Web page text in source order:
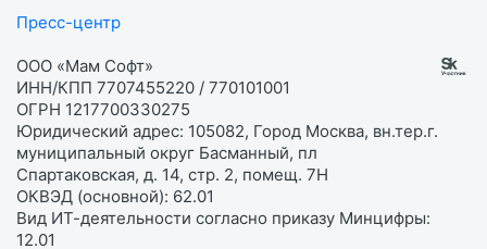
Пресс-центр
ООО «Мам Софт»
ИНН/КПП 7707455220 / 770101001
ОГРН 1217700330275
Юридический адрес: 105082, Город Москва, вн.тер.г.
муниципальный округ Басманный, пл
Спартаковская, д. 14, стр. 2, помещ. 7Н
ОКВЭД (основной): 62.01
Вид ИТ-деятельности согласно приказу Минцифры:
12.01